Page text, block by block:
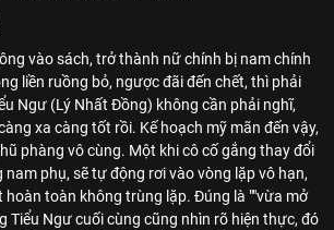
vào sách, trở thành nữ chính bị nam chính
liền ruồng bỏ, ngược đãi đến chết, thì phải
Ngư (Lý Nhất Đồng) không cần phải nghĩ,
xa càng tốt rồi. Kế hoạch mỹ mãn đến vậy,
phàng vô cùng. Một khi cô cố gắng thay đổi
phụ, sẽ tự động rơi vào vòng lặp vô hạn,
hoàn toàn không trùng lặp. Đúng là ""vừa mở
Tiểu Ngư cuối cùng cũng nhìn rõ hiện thực, đó